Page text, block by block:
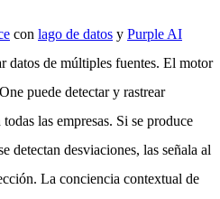
con lago de datos y Purple AI
datos de múltiples fuentes. El motor
puede detectar y rastrear
las empresas. Si se produce
detectan desviaciones, las señala al
La conciencia contextual de